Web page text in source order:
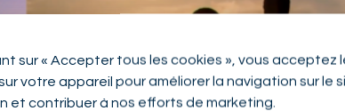
sur « Accepter tous les cookies », vous acceptez
votre appareil pour améliorer la navigation sur le
et contribuer à nos efforts de marketing.